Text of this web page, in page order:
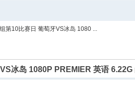
第10比赛日 葡萄牙VS冰岛 1080 ...
冰岛 1080P PREMIER 英语 6.22G